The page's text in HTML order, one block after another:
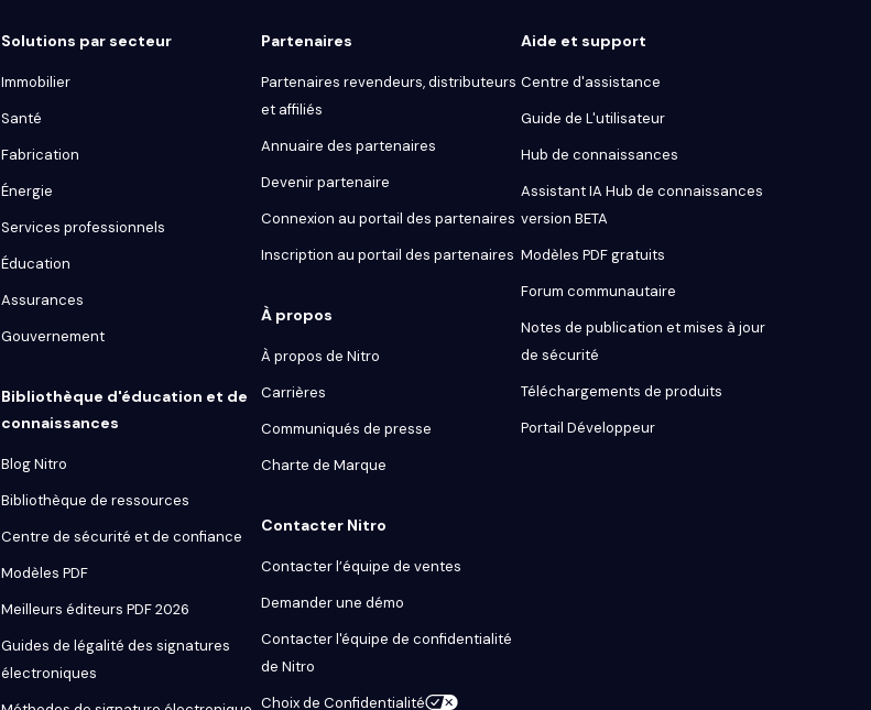
Solutions par secteur
Immobilier
Santé
Fabrication
Énergie
Services professionnels
Éducation
Assurances
Gouvernement
Bibliothèque d'éducation et de
connaissances
Blog Nitro
Bibliothèque de ressources
Centre de sécurité et de confiance
Modèles PDF
Meilleurs éditeurs PDF 2026
Guides de légalité des signatures
électroniques
Partenaires
Partenaires revendeurs, distributeurs
et affiliés
Annuaire des partenaires
Devenir partenaire
Connexion au portail des partenaires
Inscription au portail des partenaires
À propos
À propos de Nitro
Carrières
Communiqués de presse
Charte de Marque
Contacter Nitro
Contacter l’équipe de ventes
Demander une démo
Contacter l'équipe de confidentialité
de Nitro
Choix de Confidentialité
Aide et support
Centre d'assistance
Guide de L'utilisateur
Hub de connaissances
Assistant IA Hub de connaissances
version BETA
Modèles PDF gratuits
Forum communautaire
Notes de publication et mises à jour
de sécurité
Téléchargements de produits
Portail Développeur